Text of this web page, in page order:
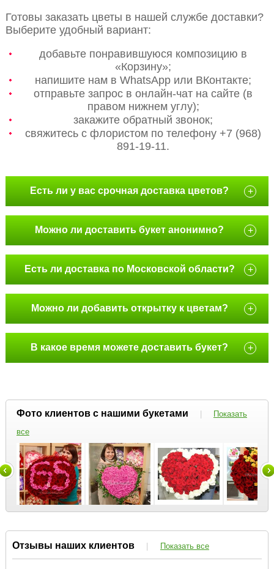
Готовы заказать цветы в нашей службе доставки?
Выберите удобный вариант:
добавьте понравившуюся композицию в
«Корзину»;
напишите нам в WhatsApp или ВКонтакте;
отправьте запрос в онлайн-чат на сайте (в
правом нижнем углу);
закажите обратный звонок;
свяжитесь с флористом по телефону +7 (968)
891-19-11.
Есть ли у вас срочная доставка цветов? +
Можно ли доставить букет анонимно? +
Есть ли доставка по Московской области? +
Можно ли добавить открытку к цветам? +
В какое время можете доставить букет? +
Фото клиентов с нашими букетами |
Показать
все
Отзывы наших клиентов | Показать все